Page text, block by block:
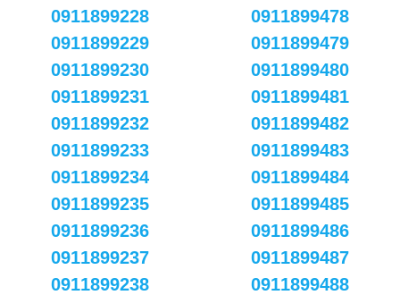
0911899228
0911899229
0911899230
0911899231
0911899232
0911899233
0911899234
0911899235
0911899236
0911899237
0911899238
0911899478
0911899479
0911899480
0911899481
0911899482
0911899483
0911899484
0911899485
0911899486
0911899487
0911899488